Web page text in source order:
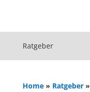
Ratgeber
Home» Ratgeber»